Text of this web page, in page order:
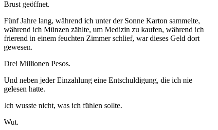
Brust geöffnet.
Fünf Jahre lang, während ich unter der Sonne Karton sammelte,
während ich Münzen zählte, um Medizin zu kaufen, während ich
frierend in einem feuchten Zimmer schlief, war dieses Geld dort
gewesen.
Drei Millionen Pesos.
Und neben jeder Einzahlung eine Entschuldigung, die ich nie
gelesen hatte.
Ich wusste nicht, was ich fühlen sollte.
Wut.